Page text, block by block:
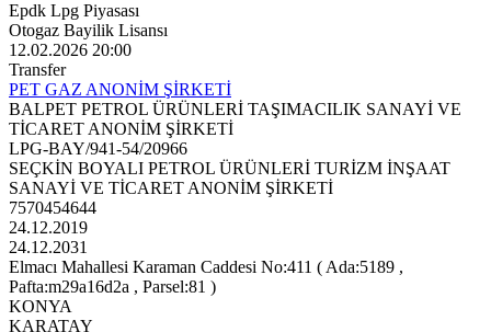
Epdk Lpg Piyasası
Otogaz Bayilik Lisansı
12.02.2026 20:00
Transfer
PET GAZ ANONİM ŞİRKETİ
BALPET PETROL ÜRÜNLERİ TAŞIMACILIK SANAYİ VE
TİCARET ANONİM ŞİRKETİ
LPG-BAY/941-54/20966
SEÇKİN BOYALI PETROL ÜRÜNLERİ TURİZM İNŞAAT
SANAYİ VE TİCARET ANONİM ŞİRKETİ
7570454644
24.12.2019
24.12.2031
Elmacı Mahallesi Karaman Caddesi No:411 ( Ada:5189 ,
Pafta:m29a16d2a , Parsel:81 )
KONYA
KARATAY